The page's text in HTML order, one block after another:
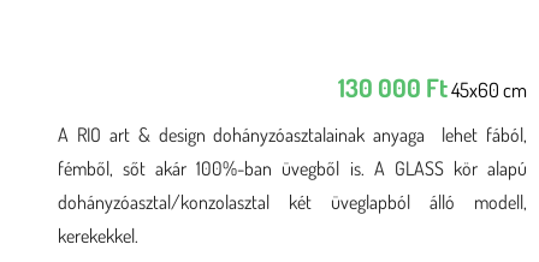
130 000 Ft45x60 cm
A RIO art & design dohányzóasztalainak anyaga lehet fából,
fémből, sőt akár 100%-ban üvegből is. A GLASS kör alapú
dohányzóasztal/konzolasztal két üveglapból álló modell,
kerekekkel.